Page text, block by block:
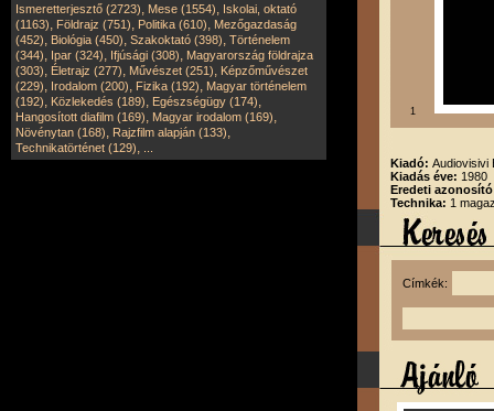
Ismeretterjesztő (2723), Mese (1554), Iskolai, oktató
(1163), Földrajz (751), Politika (610), Mezőgazdaság
(452), Biológia (450), Szakoktató (398), Történelem
(344), Ipar (324), Ifjúsági (308), Magyarország földrajza
(303), Életrajz (277), Művészet (251), Képzőművészet
(229), Irodalom (200), Fizika (192), Magyar történelem
(192), Közlekedés (189), Egészségügy (174),
Hangosított diafilm (169), Magyar irodalom (169),
Növénytan (168), Rajzfilm alapján (133),
Technikatörténet (129),
1
Kiadó: Audiovisivi
Kiadás éve: 1980
Eredeti
Technika: 1
Címkék: